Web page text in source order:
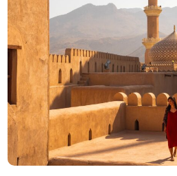
a
?
(
s
n
s
s
b
e
a
u
x
w
a